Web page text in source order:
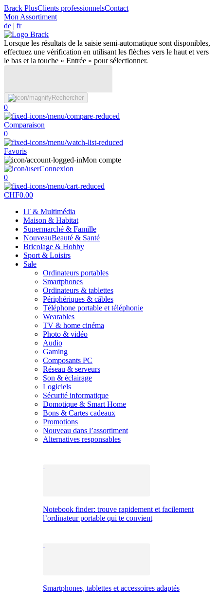
Brack PlusClients professionnelsContact
Mon Assortiment
de | fr
Lorsque les résultats de la saisie semi-automatique sont disponibles,
effectuez une vérification en utilisant les flèches vers le haut et vers
le bas et la touche « Entrée » pour sélectionner.
Rechercher
0
Comparaison
0
Favoris
Mon compte
Connexion
0
CHF0.00
IT & Multimédia
Maison & Habitat
Supermarché & Famille
NouveauBeauté & Santé
Bricolage & Hobby
Sport & Loisirs
Sale
Ordinateurs portables
Smartphones
Ordinateurs & tablettes
Périphériques & câbles
Téléphone portable et téléphonie
Wearables
TV & home cinéma
Photo & vidéo
Audio
Gaming
Composants PC
Réseau & serveurs
Son & éclairage
Logiciels
Sécurité informatique
Domotique & Smart Home
Bons & Cartes cadeaux
Promotions
Nouveau dans l’assortiment
Alternatives responsables
Notebook finder: trouve rapidement et facilement
l’ordinateur portable qui te convient
Smartphones, tablettes et accessoires adaptés